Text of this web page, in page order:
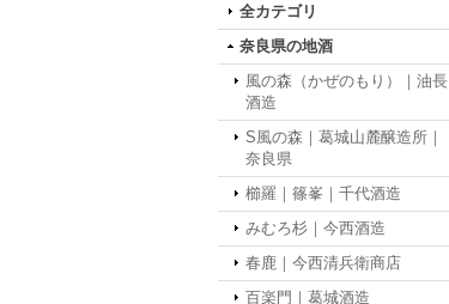
全カテゴリ
奈良県の地酒
風の森（かぜのもり）｜油長
酒造
S風の森｜葛城⼭麓醸造所｜
奈良県
櫛羅｜篠峯｜千代酒造
みむろ杉｜今西酒造
春鹿｜今西清兵衛商店
百楽門｜葛城酒造